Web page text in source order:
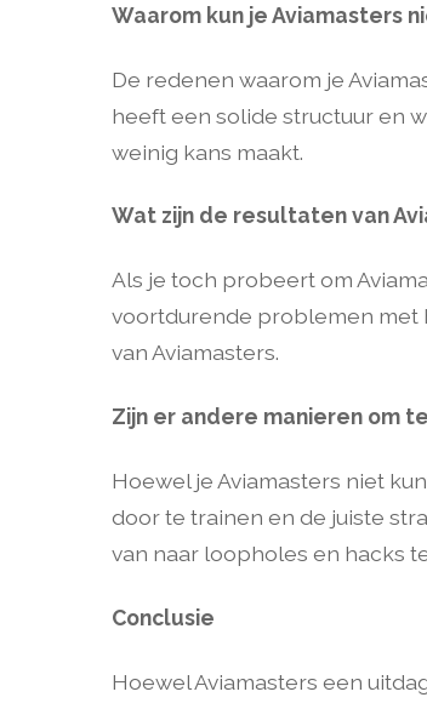
Waarom kun je Aviamasters
De redenen waarom je
heeft een solide structuur en
weinig kans maakt.
Wat zijn de resultaten van
Als je toch probeert om
voortdurende problemen met
van Aviamasters.
Zijn er andere manieren om
Hoewel je Aviamasters niet
door te trainen en de juiste
van naar loopholes en hacks
Conclusie
Hoewel Aviamasters een